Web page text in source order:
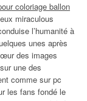
coloriage ballon
miraculous
l’humanité à
unes après
des images
une des
comme sur pc
les fans fondé le